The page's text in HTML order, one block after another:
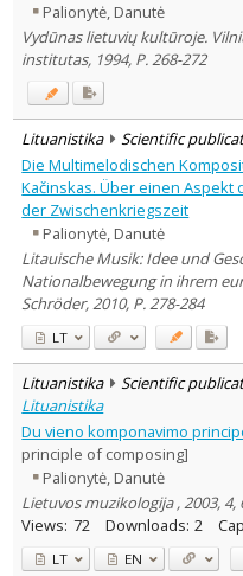
Palionytė, Danutė
Vydūnas lietuvių kultūroje.
institutas, 1994, P. 268-272
Lituanistika Scientific
Die Multimelodischen
Kačinskas. Über einen
der Zwischenkriegszeit
Palionytė, Danutė
Litauische Musik: Idee und
Nationalbewegung in ihrem
Schröder, 2010, P. 278-284
LT
Lituanistika Scientific
Lituanistika
Du vieno komponavimo
principle of composing]
Palionytė, Danutė
Lietuvos muzikologija , 2003,
Views: 72 Downloads: 2
LT EN